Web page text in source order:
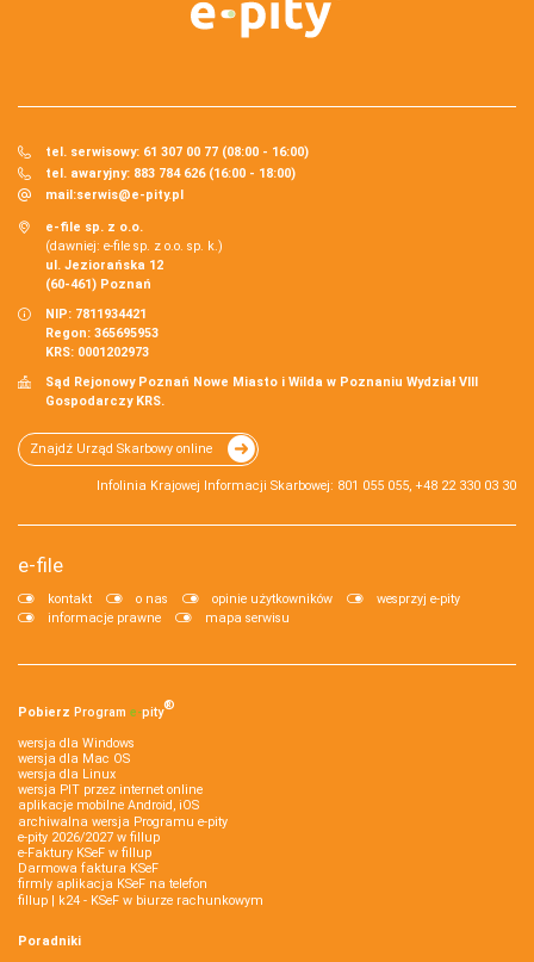
tel. serwisowy: 61 307 00 77 (08:00 - 16:00)
tel. awaryjny: 883 784 626 (16:00 - 18:00)
mail:serwis@e-pity.pl
e-file sp. z o.o.
(dawniej: e-file sp. z o.o. sp. k.)
ul. Jeziorańska 12
(60-461) Poznań
NIP: 7811934421
Regon: 365695953
KRS: 0001202973
Sąd Rejonowy Poznań Nowe Miasto i Wilda w Poznaniu Wydział VIII
Gospodarczy KRS.
Znajdź Urząd Skarbowy online
Infolinia Krajowej Informacji Skarbowej: 801 055 055, +48 22 330 03 30
e-file
kontakt o nas opinie użytkowników
wesprzyj e-pity
informacje prawne
mapa serwisu
Pobierz Program e‑pity®
wersja dla Windows
wersja dla Mac OS
wersja dla Linux
wersja PIT przez internet online
aplikacje mobilne Android, iOS
archiwalna wersja Programu e-pity
e-pity 2026/2027 w fillup
e‑Faktury KSeF w fillup
Darmowa faktura KSeF
firmly aplikacja KSeF na telefon
fillup | k24 - KSeF w biurze rachunkowym
Poradniki